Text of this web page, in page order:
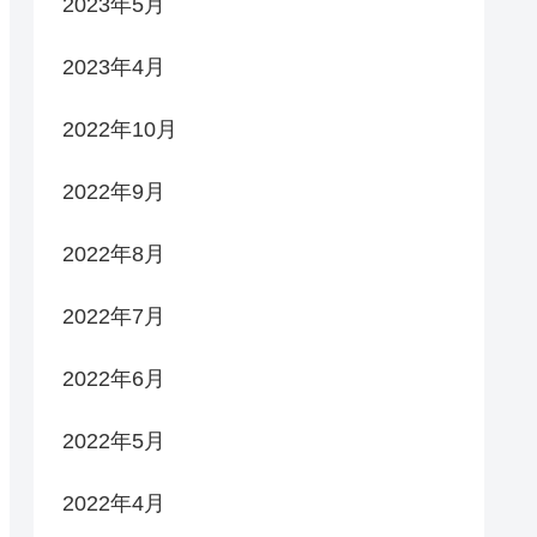
2023年5月
2023年4月
2022年10月
2022年9月
2022年8月
2022年7月
2022年6月
2022年5月
2022年4月